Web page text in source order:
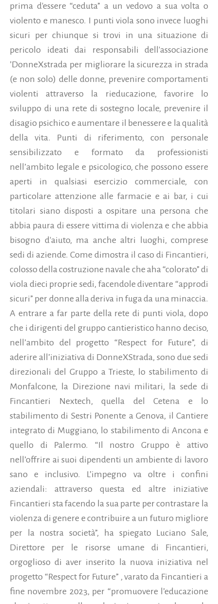
prima d'essere “ceduta” a un vedovo a sua volta o
violento e manesco. I punti viola sono invece luoghi
sicuri per chiunque si trovi in una situazione di
pericolo ideati dai responsabili dell'associazione
’DonneXstrada per migliorare la sicurezza in strada
(e non solo) delle donne, prevenire comportamenti
violenti attraverso la rieducazione, favorire lo
sviluppo di una rete di sostegno locale, prevenire il
disagio psichico e aumentare il benessere e la qualità
della vita. Punti di riferimento, con personale
sensibilizzato e formato da professionisti
nell’ambito legale e psicologico, che possono essere
aperti in qualsiasi esercizio commerciale, con
particolare attenzione alle farmacie e ai bar, i cui
titolari siano disposti a ospitare una persona che
abbia paura di essere vittima di violenza e che abbia
bisogno d'aiuto, ma anche altri luoghi, comprese
sedi di aziende. Come dimostra il caso di Fincantieri,
colosso della costruzione navale che aha “colorato” di
viola dieci proprie sedi, facendole diventare “approdi
sicuri” per donne alla deriva in fuga da una minaccia.
A entrare a far parte della rete di punti viola, dopo
che i dirigenti del gruppo cantieristico hanno deciso,
nell’ambito del progetto “Respect for Future”, di
aderire all’iniziativa di DonneXStrada, sono due sedi
direzionali del Gruppo a Trieste, lo stabilimento di
Monfalcone, la Direzione navi militari, la sede di
Fincantieri Nextech, quella del Cetena e lo
stabilimento di Sestri Ponente a Genova, il Cantiere
integrato di Muggiano, lo stabilimento di Ancona e
quello di Palermo. “Il nostro Gruppo è attivo
nell’offrire ai suoi dipendenti un ambiente di lavoro
sano e inclusivo. L’impegno va oltre i confini
aziendali: attraverso questa ed altre iniziative
Fincantieri sta facendo la sua parte per contrastare la
violenza di genere e contribuire a un futuro migliore
per la nostra società”, ha spiegato Luciano Sale,
Direttore per le risorse umane di Fincantieri,
orgoglioso di aver inserito la nuova iniziativa nel
progetto “Respect for Future” , varato da Fincantieri a
fine novembre 2023, per “promuovere l’educazione